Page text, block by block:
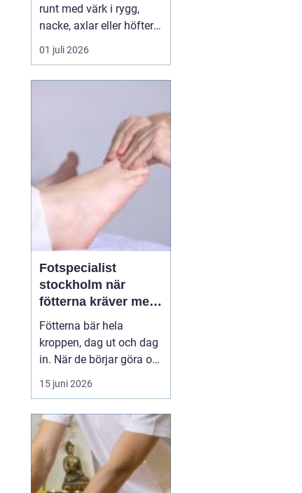
runt med värk i rygg,
nacke, axlar eller höfter
utan att söka hjälp.
Andra har råkat ut för en
släppa. En legitimerad
sjukgymnast kan då
göra stor skillnad.
Genom n...
01 juli 2026
Fotspecialist
stockholm när
fötterna kräver mer
än vanliga sulor
Fötterna bär hela
kroppen, dag ut och dag
in. När de börjar göra ont
påverkas mer än bara
stegen sömn, träning,
lidande. Många försöker
länge med egenvård,
inlägg från sportbutiken
eller vila, men
15 juni 2026